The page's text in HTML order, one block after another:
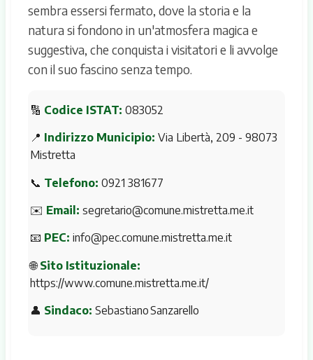
sembra essersi fermato, dove la storia e la
natura si fondono in un'atmosfera magica e
suggestiva, che conquista i visitatori e li avvolge
con il suo fascino senza tempo.
🔢 Codice ISTAT: 083052
📍 Indirizzo Municipio: Via Libertà, 209 - 98073
Mistretta
📞 Telefono: 0921 381677
✉️ Email: segretario@comune.mistretta.me.it
📧 PEC: info@pec.comune.mistretta.me.it
🌐Sito Istituzionale:
https://www.comune.mistretta.me.it/
👤 Sindaco: Sebastiano Sanzarello